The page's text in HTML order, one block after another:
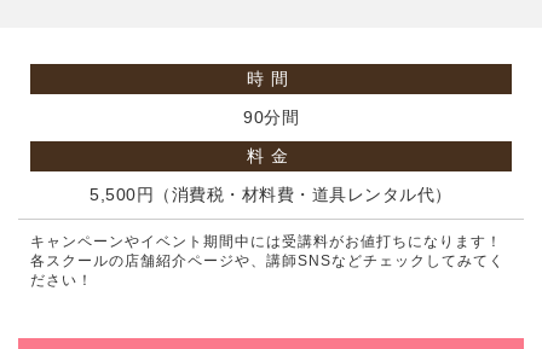
時間
90分間
料金
5,500円（消費税・材料費・道具レンタル代）
キャンペーンやイベント期間中には受講料がお値打ちになります！
各スクールの店舗紹介ページや、講師SNSなどチェックしてみてく
ださい！